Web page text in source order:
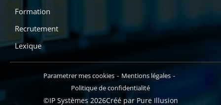
Formation
Recrutement
Lexique
Parametrer mes cookies
Mentions légales
Politique de confidentialité
©IP Systèmes 2026Créé par Pure Illusion